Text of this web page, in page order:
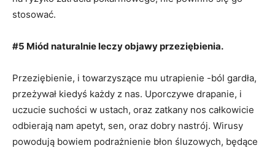
stosować.
#5 Miód naturalnie leczy objawy przeziębienia.
Przeziębienie, i towarzyszące mu utrapienie -ból gardła,
przeżywał kiedyś każdy z nas. Uporczywe drapanie, i
uczucie suchości w ustach, oraz zatkany nos całkowicie
odbierają nam apetyt, sen, oraz dobry nastrój. Wirusy
powodują bowiem podrażnienie błon śluzowych, będące